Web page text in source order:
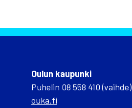
Oulun kaupunki
Puhelin 08 558 410 (vaihde)
ouka.fi